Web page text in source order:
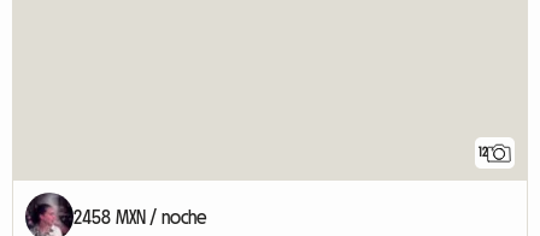
12
2458 MXN / noche